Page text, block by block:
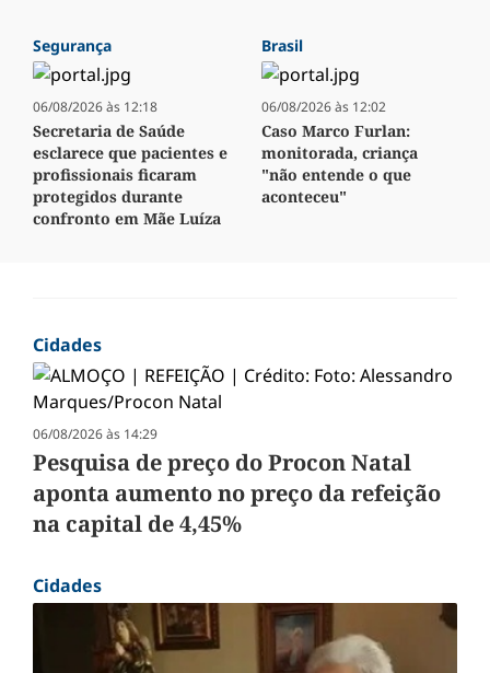
Segurança
06/08/2026 às 12:18
Secretaria de Saúde
esclarece que pacientes e
profissionais ficaram
protegidos durante
confronto em Mãe Luíza
Brasil
06/08/2026 às 12:02
Caso Marco Furlan:
monitorada, criança
"não entende o que
aconteceu"
Cidades
06/08/2026 às 14:29
Pesquisa de preço do Procon Natal
aponta aumento no preço da refeição
na capital de 4,45%
Cidades